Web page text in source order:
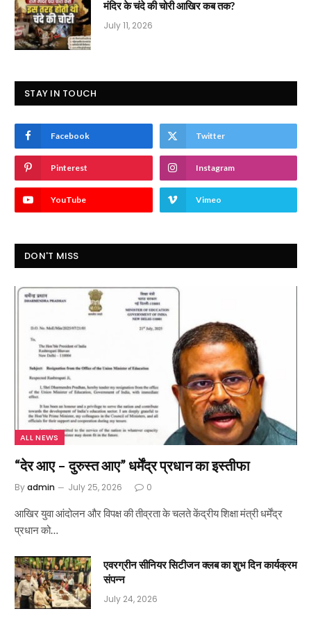
मंदिर के चंदे की चोरी आखिर कब तक?
July 11, 2026
STAY IN TOUCH
Facebook Twitter
Pinterest Instagram
YouTube Vimeo
DON'T MISS
ALL NEWS
“देर आए – दुरुस्त आए” धर्मेंद्र प्रधान का इस्तीफा
Byadmin July 25, 2026 0
आखिर युवा आंदोलन और विपक्ष की तीव्रता के चलते केंद्रीय शिक्षा मंत्री धर्मेंद्र
प्रधान को…
एवरग्रीन सीनियर सिटीजन क्लब का शुभ दिन कार्यक्रम
संपन्न
July 24, 2026